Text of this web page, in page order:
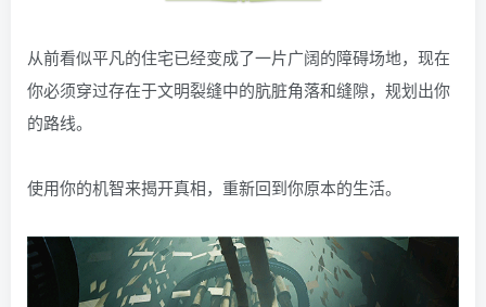
从前看似平凡的住宅已经变成了一片广阔的障碍场地，现在
你必须穿过存在于文明裂缝中的肮脏角落和缝隙，规划出你
的路线。
使用你的机智来揭开真相，重新回到你原本的生活。